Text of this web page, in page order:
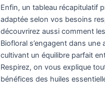
Enfin, un tableau récapitulatif
adaptée selon vos besoins
découvrirez aussi comment
Biofloral s’engagent dans
cultivant un équilibre parfait
Respirez, on vous explique
bénéfices des huiles